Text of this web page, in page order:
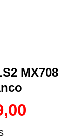
MX708